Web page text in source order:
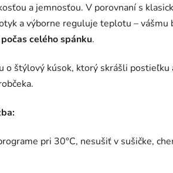
a jemnosťou. V porovnaní s
a výborne reguluje teplotu – vášmu
celého spánku.
o štýlový kúsok, ktorý skrášli postieľku
pri 30°C, nesušiť v sušičke,